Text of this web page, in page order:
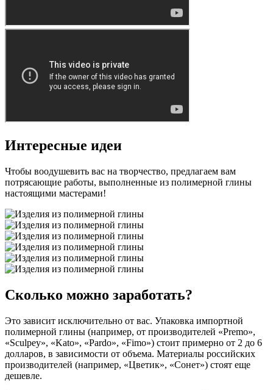
Интересные идеи
Чтобы воодушевить вас на творчество, предлагаем вам
потрясающие работы, выполненные из полимерной глины
настоящими мастерами!
Сколько можно заработать?
Это зависит исключительно от вас. Упаковка импортной
полимерной глины (например, от производителей «Premo»,
«Sculpey», «Kato», «Pardo», «Fimo») стоит примерно от 2 до 6
долларов, в зависимости от объема. Материалы российских
производителей (например, «Цветик», «Сонет») стоят еще
дешевле.